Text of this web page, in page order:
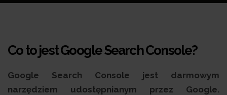
Co to jest Google Search Console?
Google Search Console jest darmowym
narzędziem udostępnianym przez Google.